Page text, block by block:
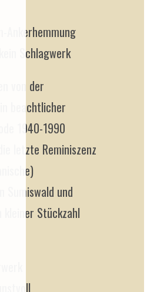
Ankerhemmung
Schlagwerk
von der
in beachtlicher
1940-1990
letzte Reminiszenz
Sumiswald und
kleiner Stückzahl